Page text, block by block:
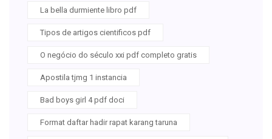
La bella durmiente libro pdf
Tipos de artigos cientificos pdf
O negócio do século xxi pdf completo gratis
Apostila tjmg 1 instancia
Bad boys girl 4 pdf doci
Format daftar hadir rapat karang taruna